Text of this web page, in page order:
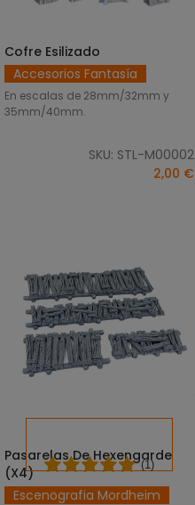
SELECCIONAR OPCIONES
Cofre Esilizado
Accesorios Fantasía
En escalas de 28mm/32mm y
35mm/40mm.
SKU: STL-M00002
2,00 €
SELECCIONAR OPCIONES
Pasarelas De Hexengarde
(x4)
Escenografia Mordheim
(1)